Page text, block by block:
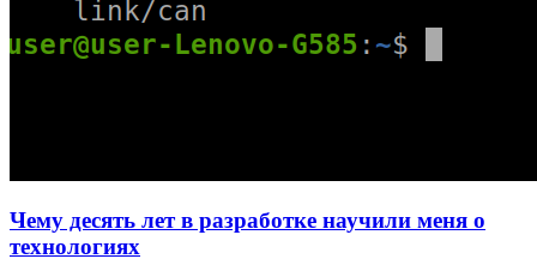
Чему десять лет в разработке научили меня о
технологиях